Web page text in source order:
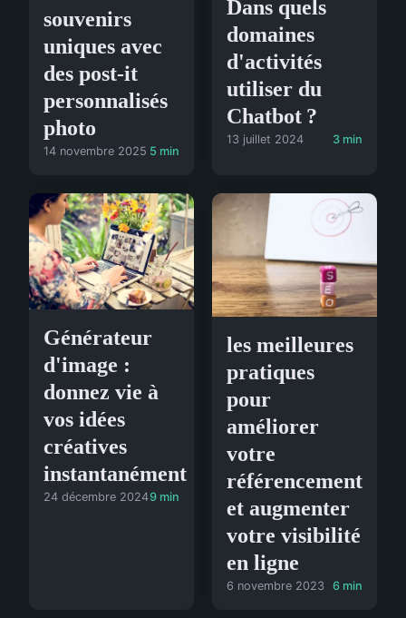
souvenirs
uniques avec
des post-it
personnalisés
photo
14 novembre 2025 5 min
Dans quels
domaines
d'activités
utiliser du
Chatbot ?
13 juillet 2024 3 min
Générateur
d'image :
donnez vie à
vos idées
créatives
instantanément
24 décembre 20249 min
les meilleures
pratiques
pour
améliorer
votre
référencement
et augmenter
votre visibilité
en ligne
6 novembre 2023 6 min